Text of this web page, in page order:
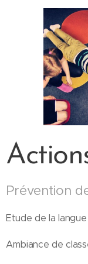
Prévention
Etude de la
Ambiance de